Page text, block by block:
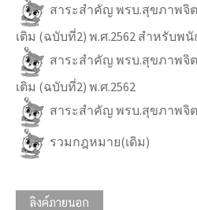
สาระสำคัญ พรบ.สุขภาพจิต
เติม (ฉบับที่2) พ.ศ.2562 สำหรับพ
สาระสำคัญ พรบ.สุขภาพจิต
เติม (ฉบับที่2) พ.ศ.2562
สาระสำคัญ พรบ.สุขภาพจิต
รวมกฎหมาย(เดิม)
ลิงค์ภายนอก